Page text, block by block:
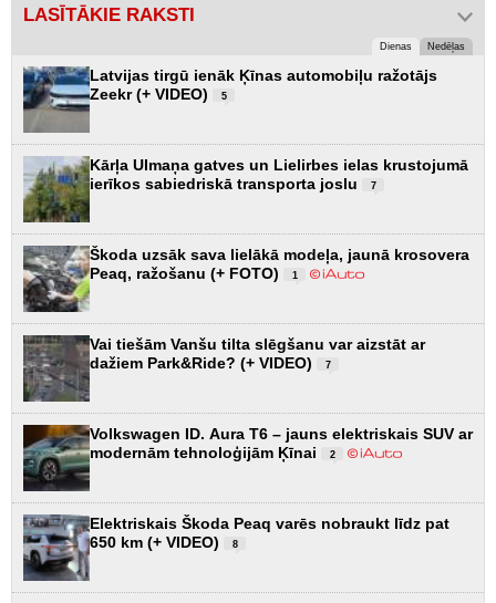
LASĪTĀKIE RAKSTI
Dienas Nedēļas
Latvijas tirgū ienāk Ķīnas automobiļu ražotājs
Zeekr (+ VIDEO)
5
Kārļa Ulmaņa gatves un Lielirbes ielas krustojumā
ierīkos sabiedriskā transporta joslu
7
Škoda uzsāk sava lielākā modeļa, jaunā krosovera
Peaq, ražošanu (+ FOTO)
1
Vai tiešām Vanšu tilta slēgšanu var aizstāt ar
dažiem Park&Ride? (+ VIDEO)
7
Volkswagen ID. Aura T6 – jauns elektriskais SUV ar
modernām tehnoloģijām Ķīnai
2
Elektriskais Škoda Peaq varēs nobraukt līdz pat
650 km (+ VIDEO)
8